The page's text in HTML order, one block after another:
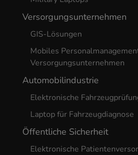
Versorgungsunternehmen
GIS-Lösungen
Mobiles
Versorgungsunternehmen
Automobilindustrie
Elektronische
Laptop für Fahrzeugdiagnose
Öffentliche Sicherheit
Elektronische